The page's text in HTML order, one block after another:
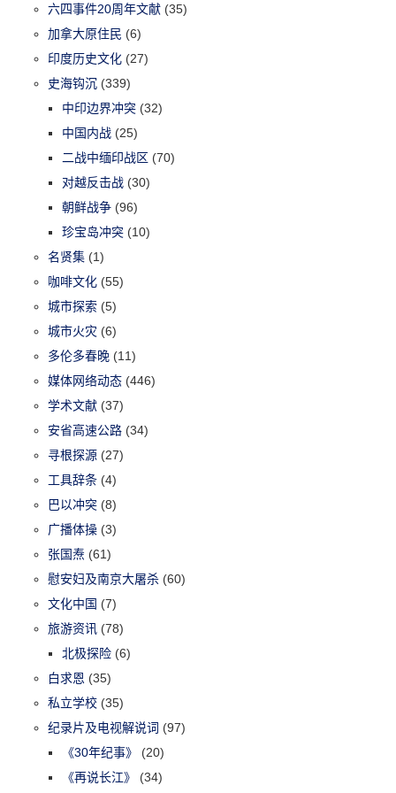
六四事件20周年文献 (35)
加拿大原住民 (6)
印度历史文化 (27)
史海钩沉 (339)
中印边界冲突 (32)
中国内战 (25)
二战中缅印战区 (70)
对越反击战 (30)
朝鲜战争 (96)
珍宝岛冲突 (10)
名贤集 (1)
咖啡文化 (55)
城市探索 (5)
城市火灾 (6)
多伦多春晚 (11)
媒体网络动态 (446)
学术文献 (37)
安省高速公路 (34)
寻根探源 (27)
工具辞条 (4)
巴以冲突 (8)
广播体操 (3)
张国焘 (61)
慰安妇及南京大屠杀 (60)
文化中国 (7)
旅游资讯 (78)
北极探险 (6)
白求恩 (35)
私立学校 (35)
纪录片及电视解说词 (97)
《30年纪事》
(20)
《再说长江》
(34)